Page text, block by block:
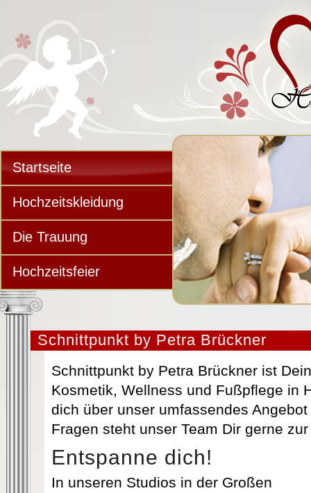
Startseite
Hochzeitskleidung
Die Trauung
Hochzeitsfeier
Schnittpunkt by Petra Brückner
Schnittpunkt by Petra Brückner ist
Kosmetik, Wellness und Fußpflege in
dich über unser umfassendes
Fragen steht unser Team Dir gerne
Entspanne dich!
In unseren Studios in der Großen